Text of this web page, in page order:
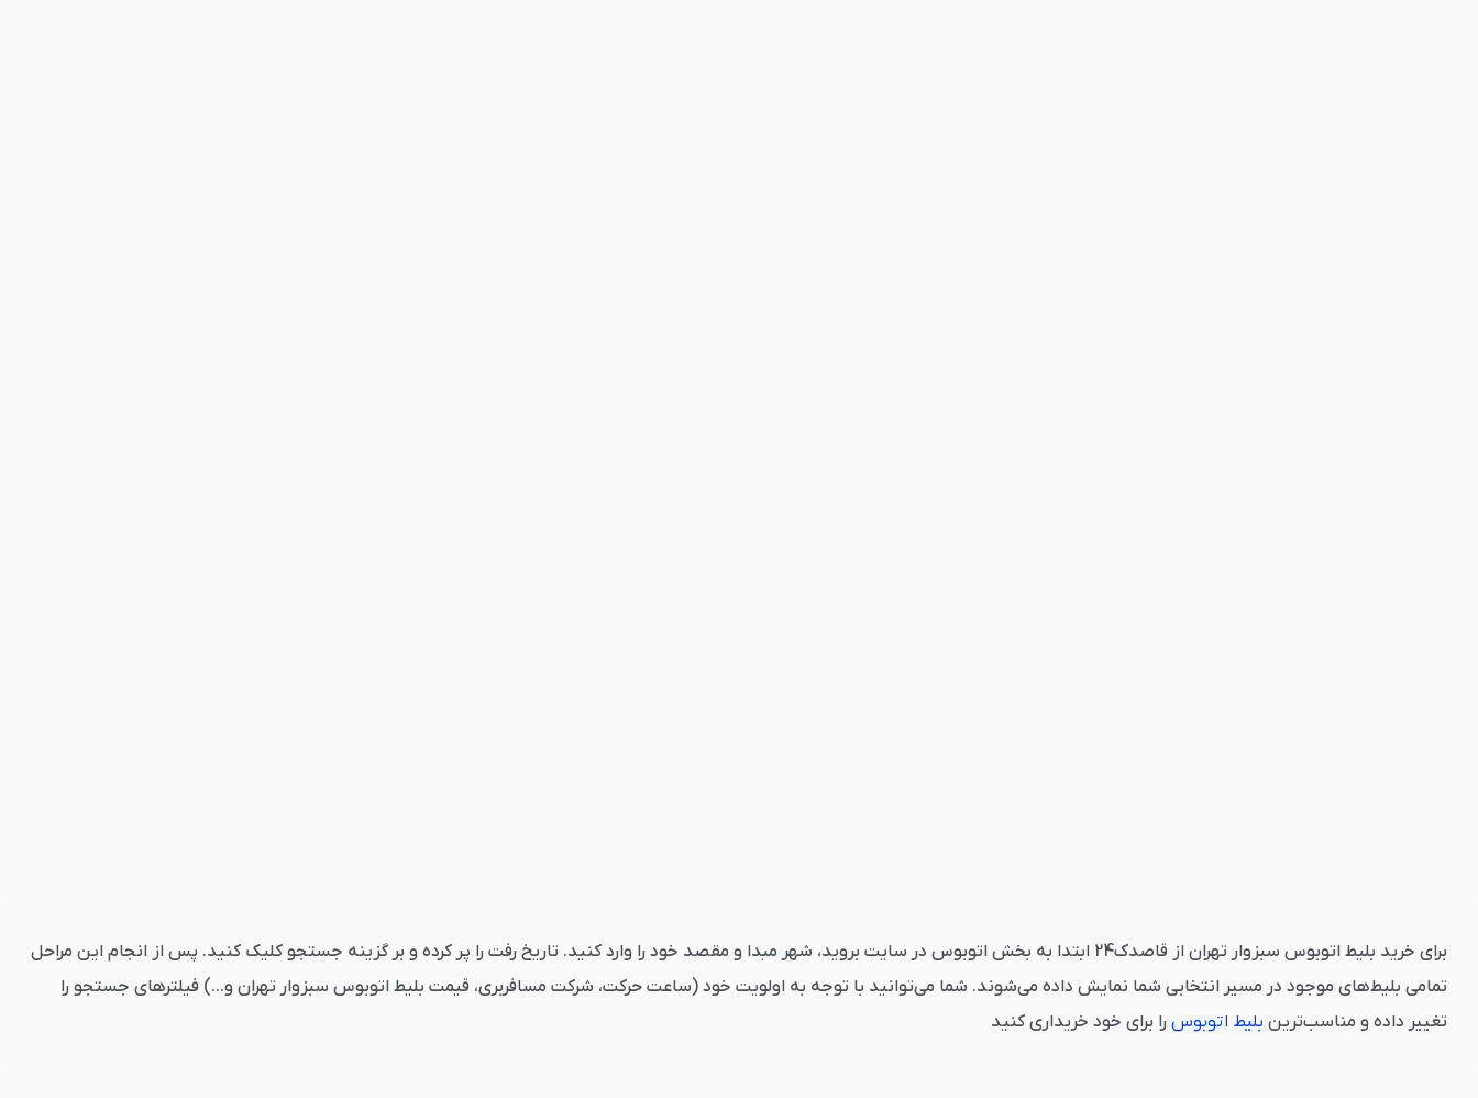
برای خرید بلیط اتوبوس سبزوار تهران از قاصدک24 ابتدا به بخش اتوبوس در سایت بروید، شهر مبدا و مقصد خود را وارد کنید. تاریخ رفت را پر کرده و بر گزینه جستجو کلیک کنید. پس از انجام این مراحل
تمامی بلیط‌های موجود در مسیر انتخابی شما نمایش داده می‌شوند. شما می‌توانید با توجه به اولویت خود (ساعت حرکت، شرکت مسافربری، قیمت بلیط اتوبوس سبزوار تهران و...) فیلترهای جستجو را
تغییر داده و مناسب‌ترین بلیط اتوبوس را برای خود خریداری کنید